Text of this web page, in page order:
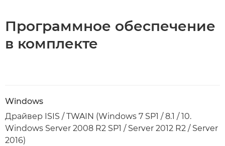
Программное обеспечение
в комплекте
Windows
Драйвер ISIS / TWAIN (Windows 7 SP1 / 8.1 / 10.
Windows Server 2008 R2 SP1 / Server 2012 R2 / Server
2016)